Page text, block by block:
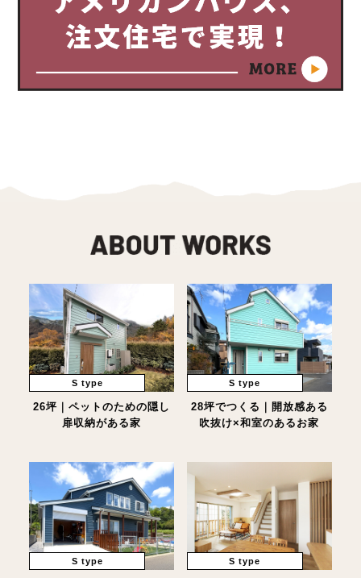
S type
26坪｜ペットのための隠し
扉収納がある家
S type
28坪でつくる｜開放感ある
吹抜け×和室のあるお家
S type S type